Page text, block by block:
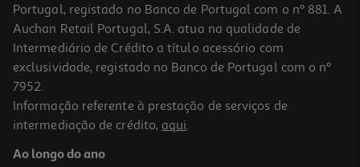
Protetor Ecran Vt Cellularline Iphone 17 Air Glass Cap
24.99 €/un
Portugal, registado no Banco de Portugal com o nº 881. A
Auchan Retail Portugal, S.A. atua na qualidade de
Intermediário de Crédito a título acessório com
exclusividade, registado no Banco de Portugal com o nº
7952.
Informação referente à prestação de serviços de
intermediação de crédito, aqui.
Ao longo do ano